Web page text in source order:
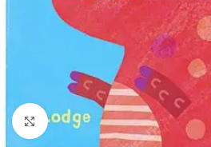
Click to enlarge